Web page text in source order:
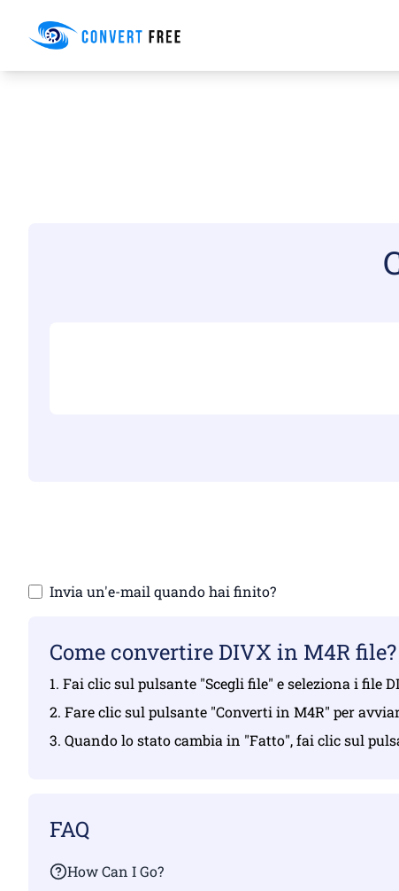
Convert Free
Invia un'e-mail quando hai finito?
Come convertire DIVX in M4R file?
1. Fai clic sul pulsante "Scegli file" e seleziona i file
2. Fare clic sul pulsante "Converti in M4R" per
3. Quando lo stato cambia in "Fatto", fai clic sul
FAQ
How Can I Go?